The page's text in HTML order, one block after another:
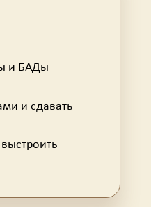
и БАДы
и сдавать